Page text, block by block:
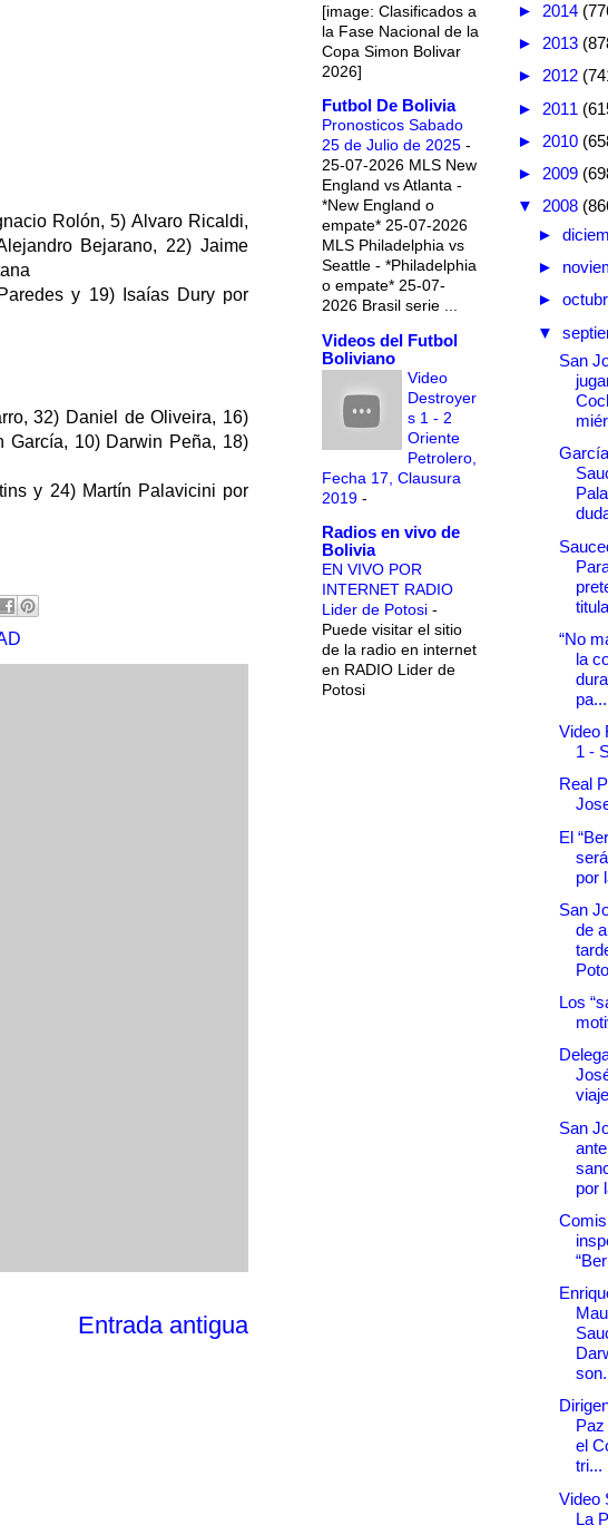
Rolón, 5) Alvaro Ricaldi,
Bejarano, 22) Jaime
y 19) Isaías Dury por
32) Daniel de Oliveira, 16)
García, 10) Darwin Peña, 18)
y 24) Martín Palavicini por
Entrada antigua
[image: Clasificados a
la Fase Nacional de la
Copa Simon Bolivar
2026]
Futbol De Bolivia
Pronosticos Sabado
25 de Julio de 2025 -
25-07-2026 MLS New
England vs Atlanta -
*New England o
empate* 25-07-2026
MLS Philadelphia vs
Seattle - *Philadelphia
o empate* 25-07-
2026 Brasil serie ...
Videos del Futbol
Boliviano
Video
Destroyer
s 1 - 2
Oriente
Petrolero,
Fecha 17, Clausura
2019 -
Radios en vivo de
Bolivia
EN VIVO POR
INTERNET RADIO
Lider de Potosi -
Puede visitar el sitio
de la radio en internet
en RADIO Lider de
Potosi
► 2014
► 2013
► 2012
► 2011
► 2010
► 2009
▼ 2008
►
►
►
▼
San
“No
la
pa...
Video
1 -
Real
El
por
San
de
Los
San
por
el
tri...
Video
La